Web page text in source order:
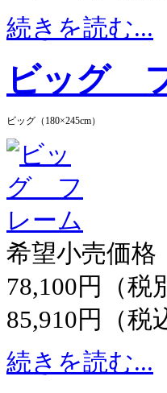
続きを読む...
ビッグ
ビッグ（180×245cm）
希望小売価格
78,100円（税
85,910円（税
続きを読む...